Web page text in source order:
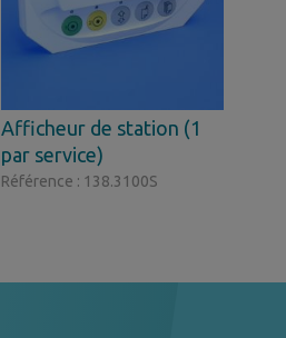
Afficheur de station (1
par service)
Référence : 138.3100S